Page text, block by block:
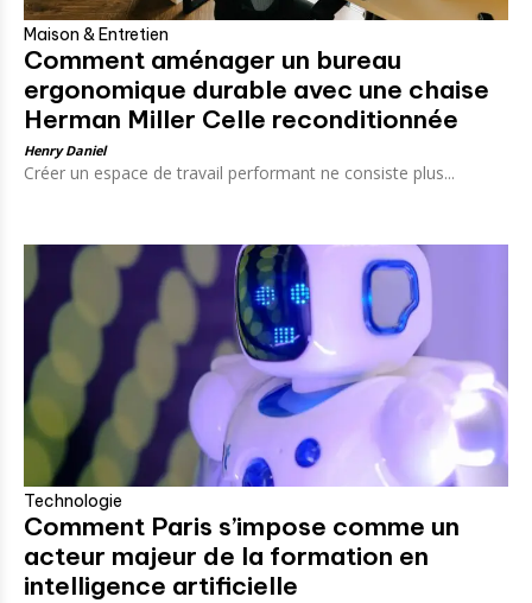
Maison & Entretien
Comment aménager un bureau
ergonomique durable avec une chaise
Herman Miller Celle reconditionnée
Henry Daniel
Créer un espace de travail performant ne consiste plus...
Technologie
Comment Paris s’impose comme un
acteur majeur de la formation en
intelligence artificielle